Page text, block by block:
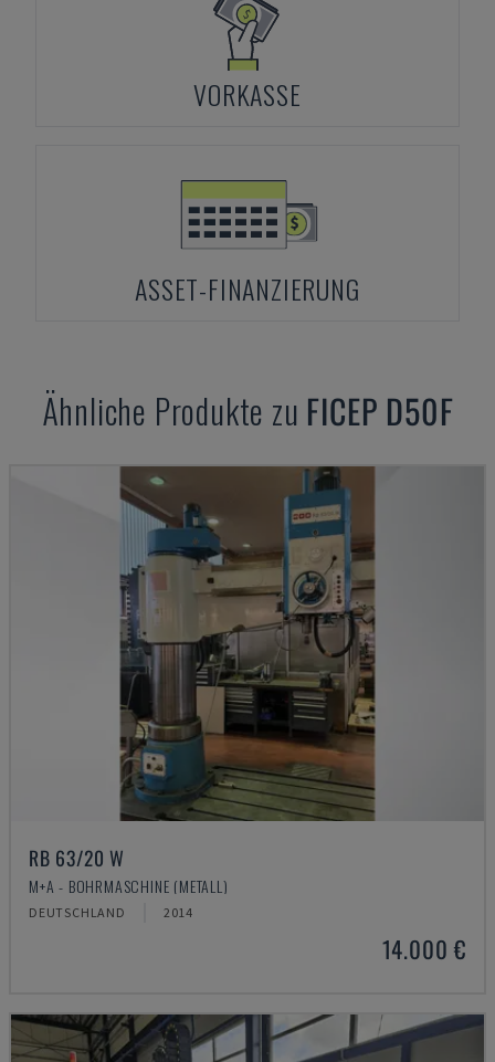
VORKASSE
ASSET-FINANZIERUNG
Ähnliche Produkte zu FICEP D50F
RB 63/20 W
M+A - BOHRMASCHINE (METALL)
DEUTSCHLAND 2014
14.000 €